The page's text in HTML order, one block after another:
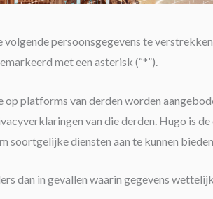
persoonsgegevens te
met een asterisk (“*”).
op platforms van derden worden
van die derden. Hugo is
soortgelijke diensten aan te kunnen bieden.
dan in gevallen waarin gegevens